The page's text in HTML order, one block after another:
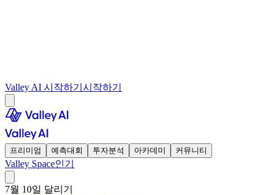
Valley AI 시작하기 시작하기
프리미엄 예측대회 투자분석 아카데미 커뮤니티
Valley Space인기
7월 10일 달리기